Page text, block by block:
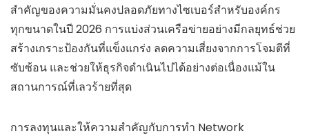
สำคัญของความมั่นคงปลอดภัยทางไซเบอร์สำหรับองค์กร
ทุกขนาดในปี 2026 การแบ่งส่วนเครือข่ายอย่างมีกลยุทธ์ช่วย
สร้างเกราะป้องกันที่แข็งแกร่ง ลดความเสี่ยงจากการโจมตีที่
ซับซ้อน และช่วยให้ธุรกิจดำเนินไปได้อย่างต่อเนื่องแม้ใน
สถานการณ์ที่เลวร้ายที่สุด
การลงทุนและให้ความสำคัญกับการทำ Network